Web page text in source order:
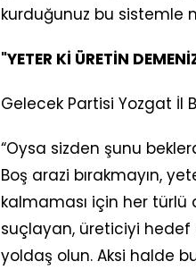
kurduğunuz bu sistemle
"YETER Kİ ÜRETİN
Gelecek Partisi Yozgat İl
“Oysa sizden şunu
Boş arazi bırakmayın,
kalmaması için her türlü
suçlayan, üreticiyi hedef
yoldaş olun. Aksi halde